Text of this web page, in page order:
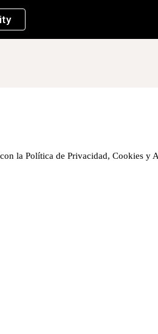
la Política de Privacidad, Cookies y